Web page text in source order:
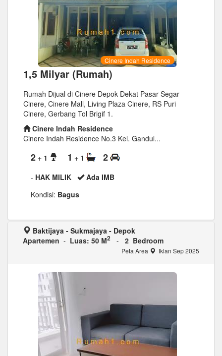
Cinere Indah Residence
1,5 Milyar (Rumah)
Rumah Dijual di Cinere Depok Dekat Pasar Segar
Cinere, Cinere Mall, Living Plaza Cinere, RS Puri
Cinere, Gerbang Tol Brigif 1.
Cinere Indah Residence
Cinere Indah Residence No.3 Kel. Gandul...
2 + 1 1 + 1 2
- HAK MILIK
Ada IMB
Kondisi: Bagus
Baktijaya - Sukmajaya - Depok
Apartemen - Luas: 50 M2 - 2 Bedroom
Peta Area Iklan Sep 2025